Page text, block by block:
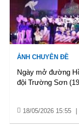
ẢNH CHUYÊN ĐỀ
Ngày mở đường
đội Trường Sơn
18/05/2026 15:55